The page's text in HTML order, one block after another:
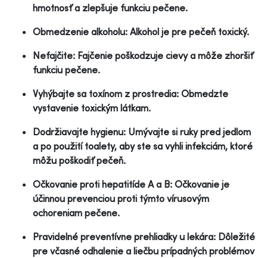
hmotnosť a zlepšuje funkciu pečene.
Obmedzenie alkoholu: Alkohol je pre pečeň toxický.
Nefajčite: Fajčenie poškodzuje cievy a môže zhoršiť
funkciu pečene.
Vyhýbajte sa toxínom z prostredia: Obmedzte
vystavenie toxickým látkam.
Dodržiavajte hygienu: Umývajte si ruky pred jedlom
a po použití toalety, aby ste sa vyhli infekciám, ktoré
môžu poškodiť pečeň.
Očkovanie proti hepatitíde A a B: Očkovanie je
účinnou prevenciou proti týmto vírusovým
ochoreniam pečene.
Pravidelné preventívne prehliadky u lekára: Dôležité
pre včasné odhalenie a liečbu prípadných problémov